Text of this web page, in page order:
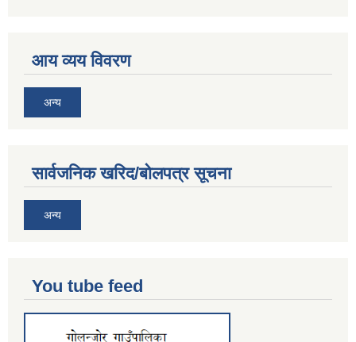
आय व्यय विवरण
अन्य
सार्वजनिक खरिद/बोलपत्र सूचना
अन्य
You tube feed